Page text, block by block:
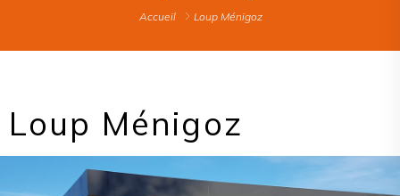
Accueil Loup Ménigoz
Loup Ménigoz